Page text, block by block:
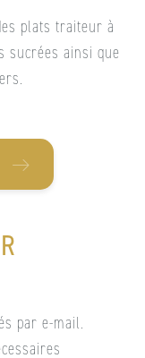
plats traiteur à
sucrées ainsi que
par e-mail.